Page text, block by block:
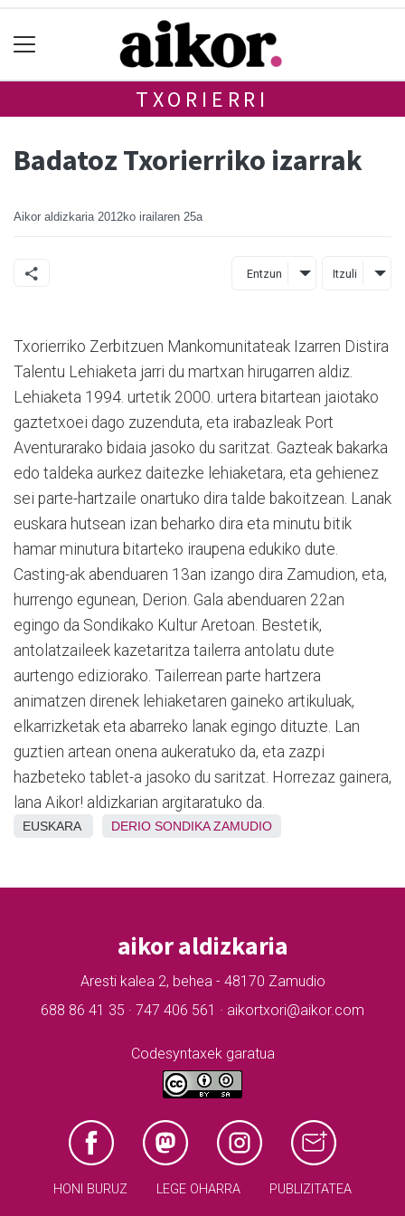
TXORIERRI
Badatoz Txorierriko izarrak
Aikor aldizkaria 2012ko irailaren 25a
Entzun Itzuli
Txorierriko Zerbitzuen Mankomunitateak Izarren Distira
Talentu Lehiaketa jarri du martxan hirugarren aldiz.
Lehiaketa 1994. urtetik 2000. urtera bitartean jaiotako
gaztetxoei dago zuzenduta, eta irabazleak Port
Aventurarako bidaia jasoko du saritzat. Gazteak bakarka
edo taldeka aurkez daitezke lehiaketara, eta gehienez
sei parte-hartzaile onartuko dira talde bakoitzean. Lanak
euskara hutsean izan beharko dira eta minutu bitik
hamar minutura bitarteko iraupena edukiko dute.
Casting-ak abenduaren 13an izango dira Zamudion, eta,
hurrengo egunean, Derion. Gala abenduaren 22an
egingo da Sondikako Kultur Aretoan. Bestetik,
antolatzaileek kazetaritza tailerra antolatu dute
aurtengo ediziorako. Tailerrean parte hartzera
animatzen direnek lehiaketaren gaineko artikuluak,
elkarrizketak eta abarreko lanak egingo dituzte. Lan
guztien artean onena aukeratuko da, eta zazpi
hazbeteko tablet-a jasoko du saritzat. Horrezaz gainera,
lana Aikor! aldizkarian argitaratuko da.
EUSKARA DERIO SONDIKA ZAMUDIO
aikor aldizkaria
Aresti kalea 2, behea - 48170 Zamudio
688 86 41 35 · 747 406 561 · aikortxori@aikor.com
Codesyntaxek garatua
HONI BURUZ LEGE OHARRA PUBLIZITATEA